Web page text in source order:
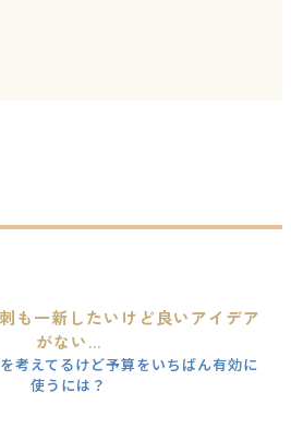
も一新したいけど良いアイデア
がない...
考えてるけど予算をいちばん有効に
使うには？